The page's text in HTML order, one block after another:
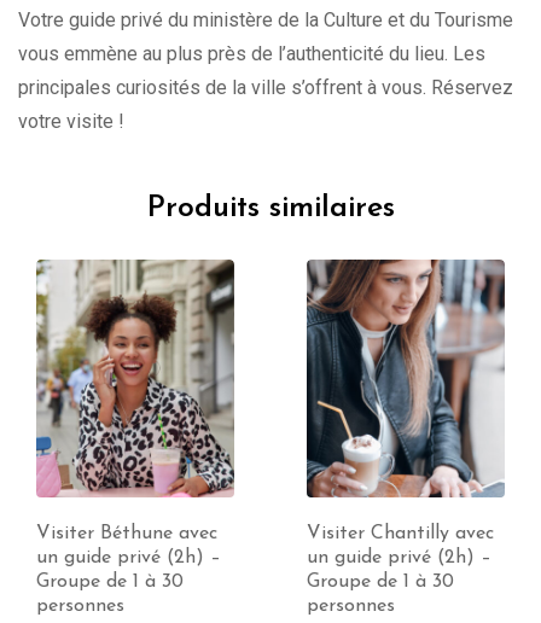
Votre guide privé du ministère de la Culture et du Tourisme
vous emmène au plus près de l’authenticité du lieu. Les
principales curiosités de la ville s’offrent à vous. Réservez
votre visite !
Produits similaires
Visiter Chantilly avec
un guide privé (2h) –
Groupe de 1 à 30
personnes
Visiter Le Touquet
avec un guide privé
(2h) – Groupe de 1 à
30 personnes